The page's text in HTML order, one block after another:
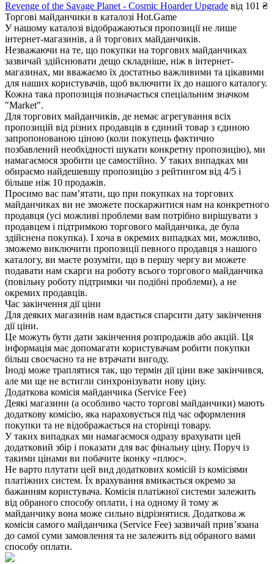
Revenge of the Savage Planet - Cosmic Hoarder Upgrade від 101 ₴
Торгові майданчики в каталозі Hot.Game
У нашому каталозі відображаються пропозиції не лише
інтернет-магазинів, а й торгових майданчиків.
Незважаючи на те, що покупки на торгових майданчиках
зазвичай здійснювати дещо складніше, ніж в інтернет-
магазинах, ми вважаємо їх достатньо важливими та цікавими
для наших користувачів, щоб включити їх до нашого каталогу.
Кожна така пропозиція позначається спеціальним значком
"Market".
Для торгових майданчиків, де немає агрегування всіх
пропозицій від різних продавців в єдиний товар з єдиною
запропонованою ціною (коли покупець фактично
позбавлений необхідності шукати конкретну пропозицію), ми
намагаємося зробити це самостійно. У таких випадках ми
обираємо найдешевшу пропозицію з рейтингом від 4/5 і
більше ніж 10 продажів.
Просимо вас пам’ятати, що при покупках на торгових
майданчиках ви не зможете поскаржитися нам на конкретного
продавця (усі можливі проблеми вам потрібно вирішувати з
продавцем і підтримкою торгового майданчика, де була
здійснена покупка). І хоча в окремих випадках ми, можливо,
зможемо виключити пропозиції певного продавця з нашого
каталогу, ви маєте розуміти, що в першу чергу ви можете
подавати нам скарги на роботу всього торгового майданчика
(повільну роботу підтримки чи подібні проблеми), а не
окремих продавців.
Час закінчення дії ціни
Для деяких магазинів нам вдається спарсити дату закінчення
дії ціни.
Це можуть бути дати закінчення розпродажів або акцій. Ця
інформація має допомагати користувачам робити покупки
більш своєчасно та не втрачати вигоду.
Іноді може траплятися так, що термін дії ціни вже закінчився,
але ми ще не встигли синхронізувати нову ціну.
Додаткова комісія майданчика (Service Fee)
Деякі магазини (а особливо часто торгові майданчики) мають
додаткову комісію, яка нараховується під час оформлення
покупки та не відображається на сторінці товару.
У таких випадках ми намагаємося одразу врахувати цей
додатковий збір і показати для вас фінальну ціну. Поруч із
такими цінами ви побачите іконку «плюс».
Не варто плутати цей вид додаткових комісій із комісіями
платіжних систем. Їх врахування вмикається окремо за
бажанням користувача. Комісія платіжної системи залежить
від обраного способу оплати, і на одному й тому ж
майданчику вона може сильно відрізнятися. Додаткова ж
комісія самого майданчика (Service Fee) зазвичай прив’язана
до самої суми замовлення та не залежить від обраного вами
способу оплати.